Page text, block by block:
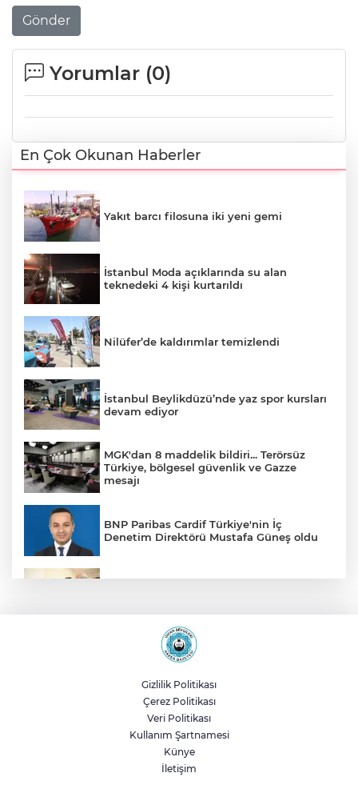
Gönder
Yorumlar (0)
En Çok Okunan Haberler
Yakıt barcı filosuna iki yeni gemi
İstanbul Moda açıklarında su alan
teknedeki 4 kişi kurtarıldı
Nilüfer’de kaldırımlar temizlendi
İstanbul Beylikdüzü’nde yaz spor kursları
devam ediyor
MGK'dan 8 maddelik bildiri... Terörsüz
Türkiye, bölgesel güvenlik ve Gazze
mesajı
BNP Paribas Cardif Türkiye'nin İç
Denetim Direktörü Mustafa Güneş oldu
Sakarya’da ücretsiz doğalgaza
kavuşacaklar
Yalova'da makine arızası yapan tanker
güvenli bölgeye çekildi
Eskişehir Büyükşehir’den kırsal
Gizlilik Politikası
Çerez Politikası
Veri Politikası
Kullanım Şartnamesi
Künye
İletişim